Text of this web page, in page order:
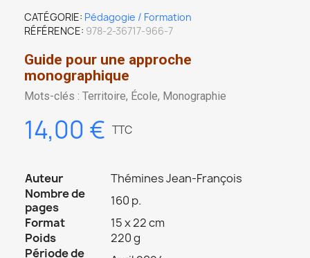
CATÉGORIE Pédagogie / Formation
RÉFÉRENCE 978-2-36717-966-7
Guide pour une approche
monographique
Mots-clés : Territoire, École, Monographie
14,00 € TTC
Auteur
Thémines Jean-François
Nombre de
pages
160 p.
Format
15 x 22 cm
Poids
220 g
Période de